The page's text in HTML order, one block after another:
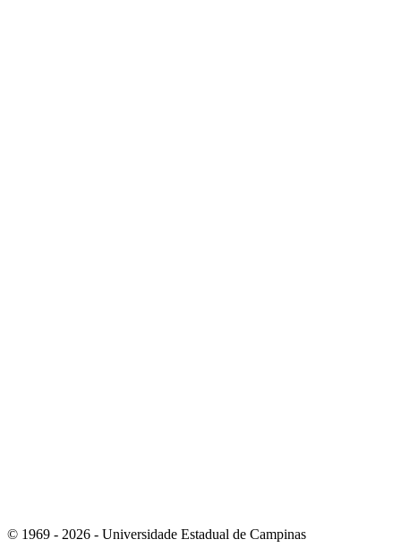
© 1969 - 2026 - Universidade Estadual de Campinas